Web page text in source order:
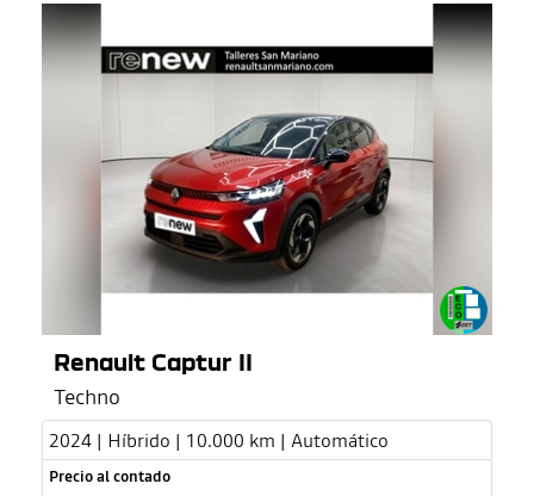
Renault Captur II
Techno
2024 | Híbrido | 10.000 km | Automático
Precio al contado